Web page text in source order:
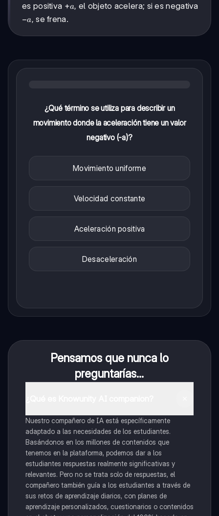
es positiva +a
+a, el objeto acelera; si es negativa
-
−a, se frena.
¿Qué término se utiliza para describir un
movimiento donde la aceleración tiene un valor
negativo (-a)?
Movimiento uniforme
Velocidad constante
Aceleración positiva
Desaceleración
Pensamos que nunca lo
preguntarías...
Nuestro compañero de IA está específicamente
adaptado a las necesidades de los estudiantes.
Basándonos en los millones de contenidos que
tenemos en la plataforma, podemos dar a los
estudiantes respuestas realmente significativas y
relevantes. Pero no se trata solo de respuestas, el
compañero también guía a los estudiantes a través de
sus retos de aprendizaje diarios, con planes de
aprendizaje personalizados, cuestionarios o contenidos